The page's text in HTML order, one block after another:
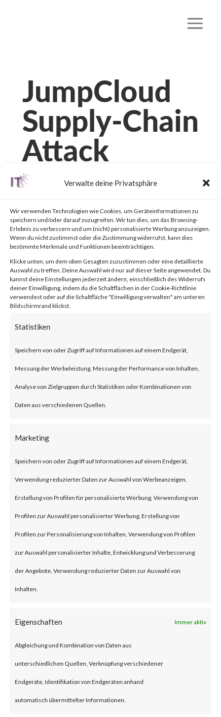
Verwalte deine Privatsphäre
Wir verwenden Technologien wie Cookies, um Geräteinformationen zu
speichern und/oder darauf zuzugreifen. Wir tun dies, um das Browsing-
Erlebnis zu verbessern und um (nicht) personalisierte Werbung anzuzeigen.
Wenn du nicht zustimmst oder die Zustimmung widerrufst, kann dies
bestimmte Merkmale und Funktionen beeinträchtigen.
Klicke unten, um dem oben Gesagten zuzustimmen oder eine detaillierte
Auswahl zu treffen. Deine Auswahl wird nur auf dieser Seite angewendet. Du
kannst deine Einstellungen jederzeit ändern, einschließlich des Widerrufs
deiner Einwilligung, indem du die Schaltflächen in der Cookie-Richtlinie
verwendest oder auf die Schaltfläche "Einwilligung verwalten" am unteren
Bildschirmrand klickst.
Statistiken
Speichern von oder Zugriff auf Informationen auf einem Endgerät,
Messung der Werbeleistung, Messung der Performance von Inhalten,
Analyse von Zielgruppen durch Statistiken oder Kombinationen von
Daten aus verschiedenen Quellen.
Marketing
Speichern von oder Zugriff auf Informationen auf einem Endgerät,
Verwendung reduzierter Daten zur Auswahl von Werbeanzeigen,
Erstellung von Profilen für personalisierte Werbung, Verwendung von
Profilen zur Auswahl personalisierter Werbung, Erstellung von
Profilen zur Personalisierung von Inhalten, Verwendung von Profilen
zur Auswahl personalisierter Inhalte, Entwicklung und Verbesserung
der Angebote, Verwendung reduzierter Daten zur Auswahl von
Inhalten.
Eigenschaften Immer aktiv
Abgleichung und Kombination von Daten aus
unterschiedlichen Quellen, Verknüpfung verschiedener
Endgeräte, Identifikation von Endgeräten anhand
automatisch übermittelter Informationen.
JumpCloud
Supply-Chain
Attack
von 22. Juli 2023 Unkategorisiert | 0 Kommentare
Facebook 0
What is JumpCloud?
JumpCloud is a U.S. based IT
central access control and
device management centralized
user, device and application
management for enterprises.
published by JumpCloud, an
unnamed nation-state threat
actor compromised the
company’s systems through a
spear-phishing attack in late
June 2023. While the details of
the attack were not released,
the attack was allegedly
JumpCloud customers.
Why is this Significant?